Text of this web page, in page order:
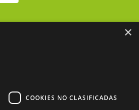
×
COOKIES NO CLASIFICADAS